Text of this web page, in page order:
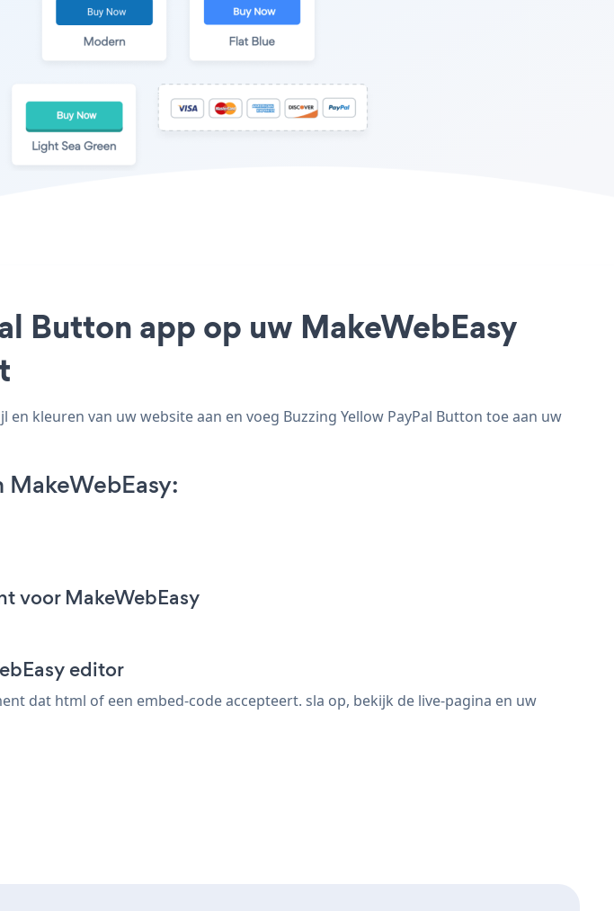
Button app op uw MakeWebEasy
kleuren van uw website aan en voeg Buzzing Yellow PayPal Button toe aan uw
voor MakeWebEasy
editor
dat html of een embed-code accepteert. sla op, bekijk de live-pagina en uw